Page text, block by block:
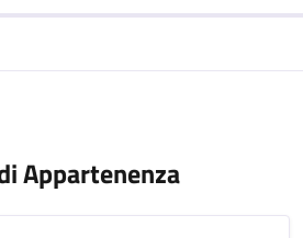
Appartenenza